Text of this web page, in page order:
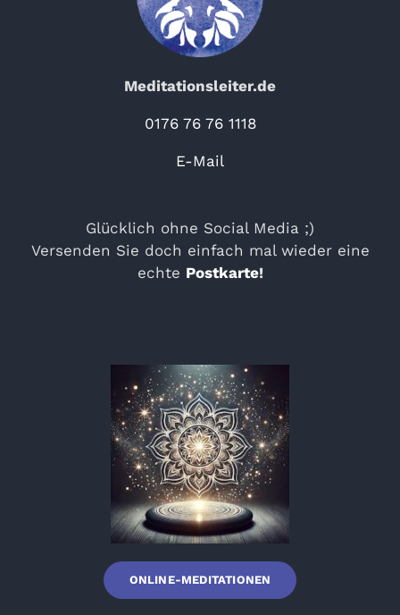
Meditationsleiter.de
0176 76 76 1118
E-Mail
Glücklich ohne Social Media ;)
Versenden Sie doch einfach mal wieder eine
echte Postkarte!
ONLINE-MEDITATIONEN